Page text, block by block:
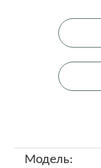
Модель: